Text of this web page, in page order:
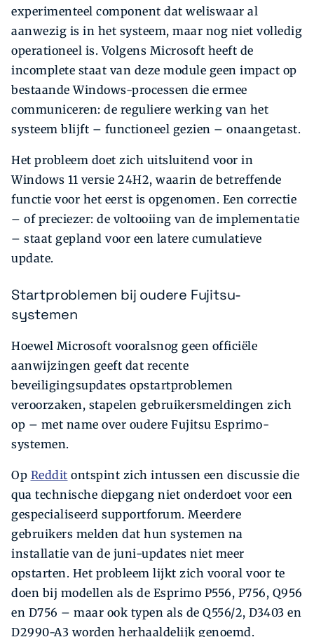
experimenteel component dat weliswaar al
aanwezig is in het systeem, maar nog niet volledig
operationeel is. Volgens Microsoft heeft de
incomplete staat van deze module geen impact op
bestaande Windows-processen die ermee
communiceren: de reguliere werking van het
systeem blijft – functioneel gezien – onaangetast.
Het probleem doet zich uitsluitend voor in
Windows 11 versie 24H2, waarin de betreffende
functie voor het eerst is opgenomen. Een correctie
– of preciezer: de voltooiing van de implementatie
– staat gepland voor een latere cumulatieve
update.
Startproblemen bij oudere Fujitsu-
systemen
Hoewel Microsoft vooralsnog geen officiële
aanwijzingen geeft dat recente
beveiligingsupdates opstartproblemen
veroorzaken, stapelen gebruikersmeldingen zich
op – met name over oudere Fujitsu Esprimo-
systemen.
Op Reddit ontspint zich intussen een discussie die
qua technische diepgang niet onderdoet voor een
gespecialiseerd supportforum. Meerdere
gebruikers melden dat hun systemen na
installatie van de juni-updates niet meer
opstarten. Het probleem lijkt zich vooral voor te
doen bij modellen als de Esprimo P556, P756, Q956
en D756 – maar ook typen als de Q556/2, D3403 en
D2990-A3 worden herhaaldelijk genoemd.